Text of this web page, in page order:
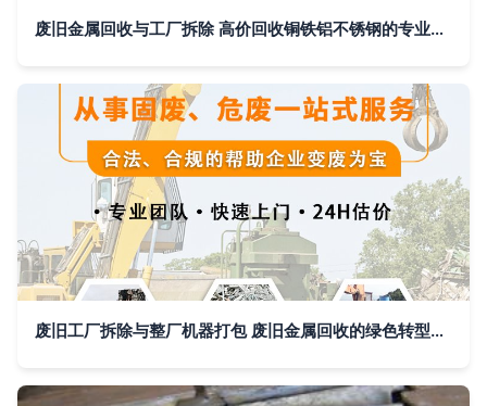
废旧金属回收与工厂拆除 高价回收铜铁铝不锈钢的专业之道
废旧工厂拆除与整厂机器打包 废旧金属回收的绿色转型之路